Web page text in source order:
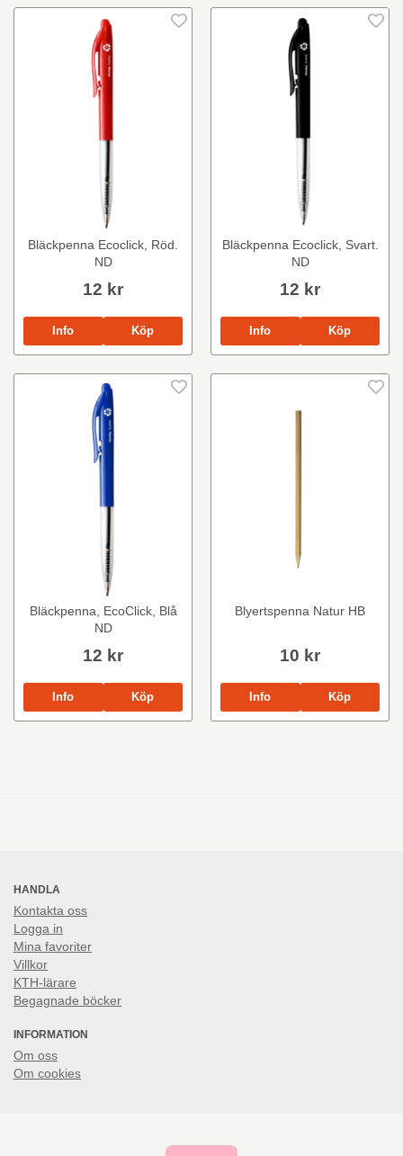
Bläckpenna Ecoclick, Röd.
ND
12 kr
Info Köp
Bläckpenna Ecoclick, Svart.
ND
12 kr
Info Köp
Bläckpenna, EcoClick, Blå
ND
12 kr
Info Köp
Blyertspenna Natur HB
10 kr
Info Köp
HANDLA
Kontakta oss
Logga in
Mina favoriter
Villkor
KTH-lärare
Begagnade böcker
INFORMATION
Om oss
Om cookies